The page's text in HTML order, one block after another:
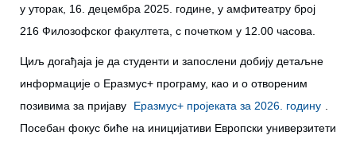
у уторак, 16. децембра 2025. године, у амфитеатру број
216 Филозофског факултета, с почетком у 12.00 часова.
Циљ догађаја је да студенти и запослени добију детаљне
информације о Еразмус+ програму, као и о отвореним
позивима за пријаву
Еразмус+ пројеката за 2026. годину
Посебан фокус биће на иницијативи Европски универзитети